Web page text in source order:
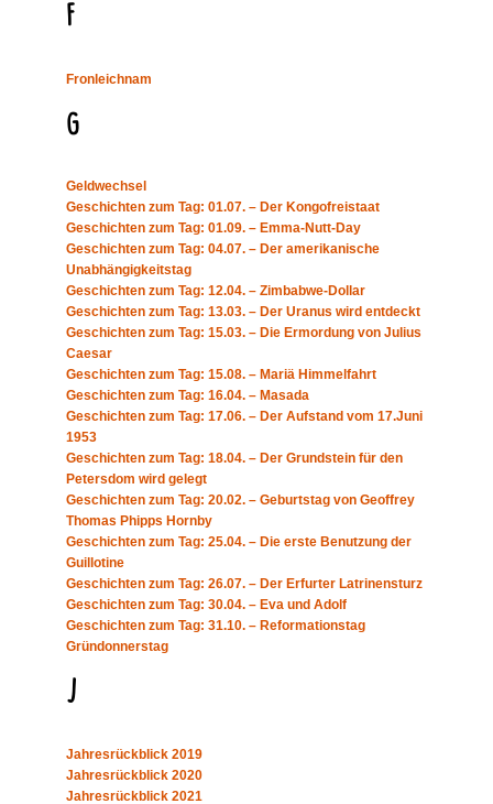
F
Fronleichnam
G
Geldwechsel
Geschichten zum Tag: 01.07. – Der Kongofreistaat
Geschichten zum Tag: 01.09. – Emma-Nutt-Day
Geschichten zum Tag: 04.07. – Der amerikanische
Unabhängigkeitstag
Geschichten zum Tag: 12.04. – Zimbabwe-Dollar
Geschichten zum Tag: 13.03. – Der Uranus wird entdeckt
Geschichten zum Tag: 15.03. – Die Ermordung von Julius
Caesar
Geschichten zum Tag: 15.08. – Mariä Himmelfahrt
Geschichten zum Tag: 16.04. – Masada
Geschichten zum Tag: 17.06. – Der Aufstand vom 17.Juni
1953
Geschichten zum Tag: 18.04. – Der Grundstein für den
Petersdom wird gelegt
Geschichten zum Tag: 20.02. – Geburtstag von Geoffrey
Thomas Phipps Hornby
Geschichten zum Tag: 25.04. – Die erste Benutzung der
Guillotine
Geschichten zum Tag: 26.07. – Der Erfurter Latrinensturz
Geschichten zum Tag: 30.04. – Eva und Adolf
Geschichten zum Tag: 31.10. – Reformationstag
Gründonnerstag
J
Jahresrückblick 2019
Jahresrückblick 2020
Jahresrückblick 2021